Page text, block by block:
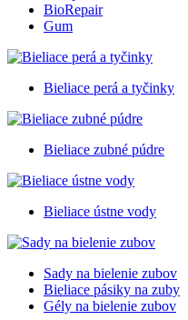
BioRepair
Gum
Bieliace perá a tyčinky
Bieliace zubné púdre
Bieliace ústne vody
Sady na bielenie zubov
Bieliace pásiky na zuby
Gély na bielenie zubov